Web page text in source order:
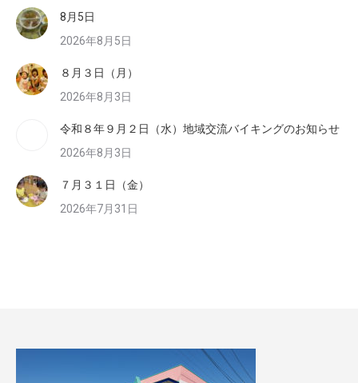
8月5日
2026年8月5日
８月３日（月）
2026年8月3日
令和８年９月２日（水）地域交流バイキングのお知らせ
2026年8月3日
７月３１日（金）
2026年7月31日